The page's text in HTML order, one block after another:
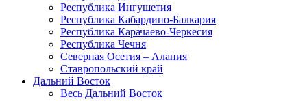
Республика Ингушетия
Республика Кабардино-Балкария
Республика Карачаево-Черкесия
Республика Чечня
Северная Осетия – Алания
Ставропольский край
Дальний Восток
Весь Дальний Восток